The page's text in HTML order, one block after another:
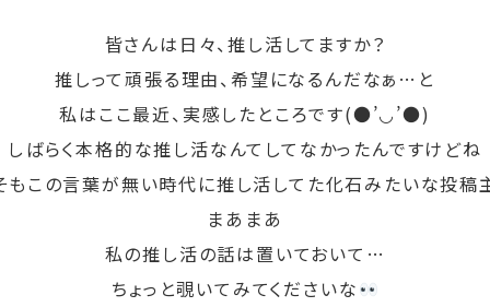
皆さんは日々、推し活してますか？
推しって頑張る理由、希望になるんだなぁ…と
私はここ最近、実感したところです(●’◡’●)
しばらく本格的な推し活なんてしてなかったんですけどね
もこの言葉が無い時代に推し活してた化石みたいな投稿
まあまあ
私の推し活の話は置いておいて…
ちょっと覗いてみてくださいな